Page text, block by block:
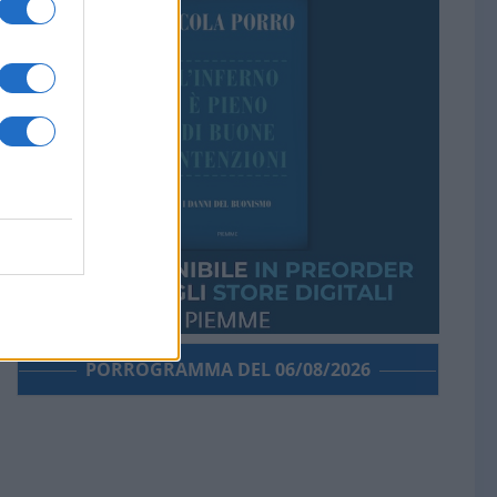
PORROGRAMMA DEL 06/08/2026